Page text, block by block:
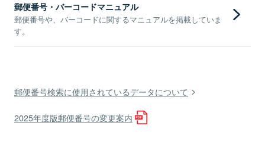
郵便番号・バーコードマニュアル
郵便番号や、バーコードに関するマニュアルを掲載していま
す。
郵便番号検索に使用されているデータについて
2025年度版郵便番号の変更案内